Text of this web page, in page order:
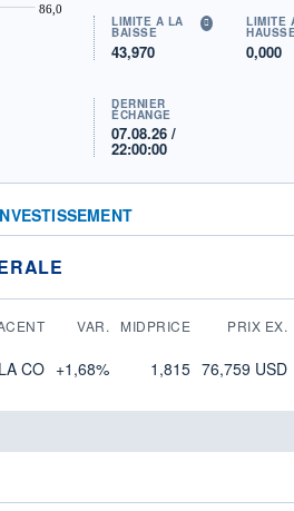
86,0
LIMITE À LA
BAISSE
43,970
LIMITE
0,000
DERNIER
ÉCHANGE
07.08.26 /
22:00:00
VAR. MIDPRICE PRIX EX.
CO +1,68% 1,815 76,759 USD